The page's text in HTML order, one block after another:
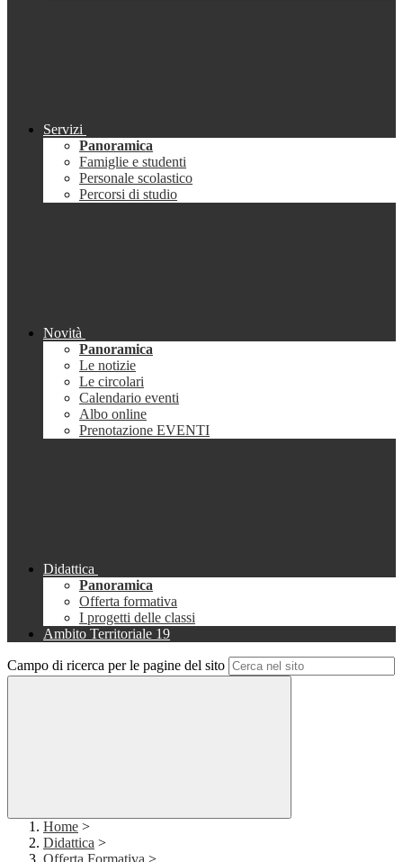
Servizi
Panoramica
Famiglie e studenti
Personale scolastico
Percorsi di studio
Novità
Panoramica
Le notizie
Le circolari
Calendario eventi
Albo online
Prenotazione EVENTI
Didattica
Panoramica
Offerta formativa
I progetti delle classi
Ambito Territoriale 19
Campo di ricerca per le pagine del sito
Home >
Didattica >